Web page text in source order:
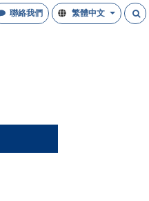
聯絡我們 繁體中文